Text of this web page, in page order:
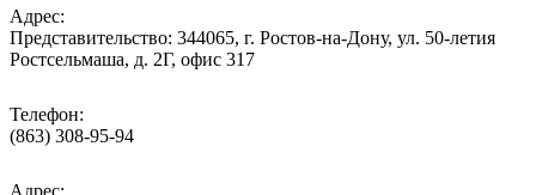
Адрес:
Представительство: 344065, г. Ростов-на-Дону, ул. 50-летия
Ростсельмаша, д. 2Г, офис 317
Телефон:
(863) 308-95-94
Адрес: